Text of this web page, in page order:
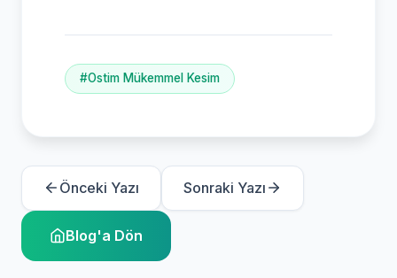
#Ostim Mükemmel Kesim
Önceki Yazı Sonraki Yazı
Blog'a Dön